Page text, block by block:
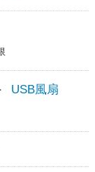
USB風扇